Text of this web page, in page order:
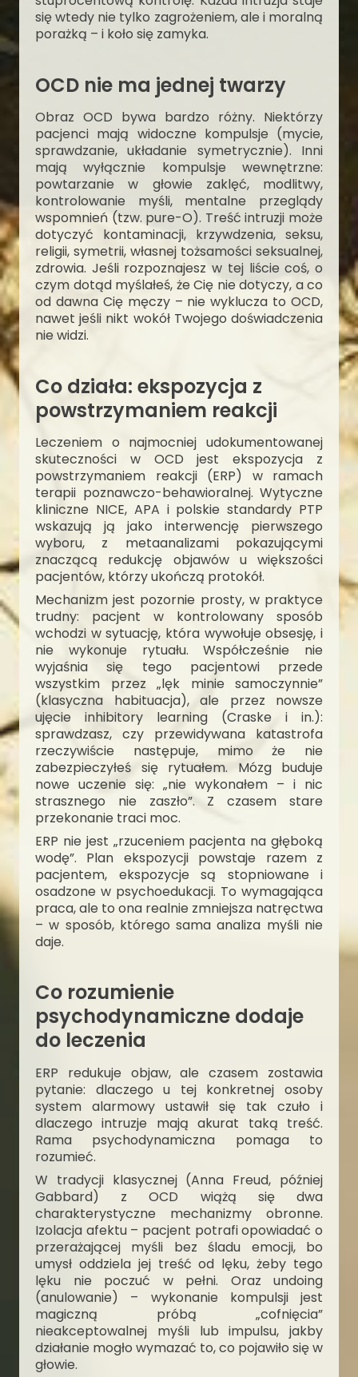
się wtedy nie tylko zagrożeniem, ale i moralną
porażką – i koło się zamyka.
OCD nie ma jednej twarzy
Obraz OCD bywa bardzo różny. Niektórzy
pacjenci mają widoczne kompulsje (mycie,
sprawdzanie, układanie symetrycznie). Inni
mają wyłącznie kompulsje wewnętrzne:
powtarzanie w głowie zaklęć, modlitwy,
kontrolowanie myśli, mentalne przeglądy
wspomnień (tzw. pure-O). Treść intruzji może
dotyczyć kontaminacji, krzywdzenia, seksu,
religii, symetrii, własnej tożsamości seksualnej,
zdrowia. Jeśli rozpoznajesz w tej liście coś, o
czym dotąd myślałeś, że Cię nie dotyczy, a co
od dawna Cię męczy – nie wyklucza to OCD,
nawet jeśli nikt wokół Twojego doświadczenia
nie widzi.
Co działa: ekspozycja z
powstrzymaniem reakcji
Leczeniem o najmocniej udokumentowanej
skuteczności w OCD jest ekspozycja z
powstrzymaniem reakcji (ERP) w ramach
terapii poznawczo-behawioralnej. Wytyczne
kliniczne NICE, APA i polskie standardy PTP
wskazują ją jako interwencję pierwszego
wyboru, z metaanalizami pokazującymi
znaczącą redukcję objawów u większości
pacjentów, którzy ukończą protokół.
Mechanizm jest pozornie prosty, w praktyce
trudny: pacjent w kontrolowany sposób
wchodzi w sytuację, która wywołuje obsesję, i
nie wykonuje rytuału. Współcześnie nie
wyjaśnia się tego pacjentowi przede
wszystkim przez „lęk minie samoczynnie”
(klasyczna habituacja), ale przez nowsze
ujęcie inhibitory learning (Craske i in.):
sprawdzasz, czy przewidywana katastrofa
rzeczywiście następuje, mimo że nie
zabezpieczyłeś się rytuałem. Mózg buduje
nowe uczenie się: „nie wykonałem – i nic
strasznego nie zaszło”. Z czasem stare
przekonanie traci moc.
ERP nie jest „rzuceniem pacjenta na głęboką
wodę”. Plan ekspozycji powstaje razem z
pacjentem, ekspozycje są stopniowane i
osadzone w psychoedukacji. To wymagająca
praca, ale to ona realnie zmniejsza natręctwa
– w sposób, którego sama analiza myśli nie
daje.
Co rozumienie
psychodynamiczne dodaje
do leczenia
ERP redukuje objaw, ale czasem zostawia
pytanie: dlaczego u tej konkretnej osoby
system alarmowy ustawił się tak czuło i
dlaczego intruzje mają akurat taką treść.
Rama psychodynamiczna pomaga to
rozumieć.
W tradycji klasycznej (Anna Freud, później
Gabbard) z OCD wiążą się dwa
charakterystyczne mechanizmy obronne.
Izolacja afektu – pacjent potrafi opowiadać o
przerażającej myśli bez śladu emocji, bo
umysł oddziela jej treść od lęku, żeby tego
lęku nie poczuć w pełni. Oraz undoing
(anulowanie) – wykonanie kompulsji jest
magiczną próbą „cofnięcia”
nieakceptowalnej myśli lub impulsu, jakby
działanie mogło wymazać to, co pojawiło się w
głowie.